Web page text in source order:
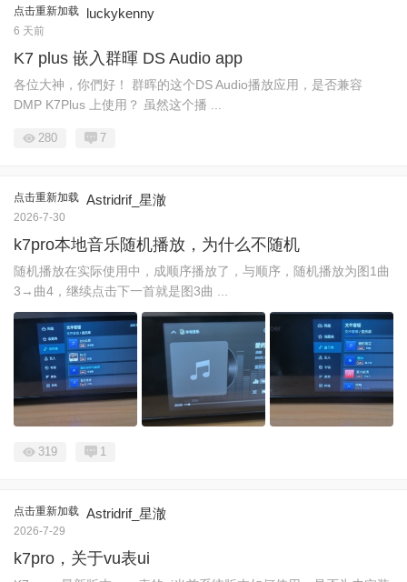
点击重新加载 luckykenny
6 天前
K7 plus 嵌入群暉 DS Audio app
各位大神，你們好！ 群晖的这个DS Audio播放应用，是否兼容
DMP K7Plus 上使用？ 虽然这个播 ...
280 7
点击重新加载 Astridrif_星澈
2026-7-30
k7pro本地音乐随机播放，为什么不随机
随机播放在实际使用中，成顺序播放了，与顺序，随机播放为图1曲
3→曲4，继续点击下一首就是图3曲 ...
319 1
点击重新加载 Astridrif_星澈
2026-7-29
k7pro，关于vu表ui